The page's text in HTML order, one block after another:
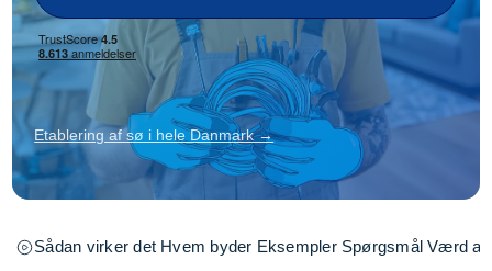
Etablering af sø i hele Danmark →
Sådan virker det Hvem byder Eksempler Spørgsmål Værd at